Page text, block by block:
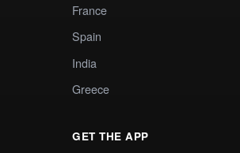
France
Spain
India
Greece
GET THE APP